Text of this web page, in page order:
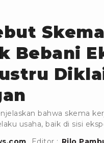
Bebani
bahwa skema
usaha, baik di sisi